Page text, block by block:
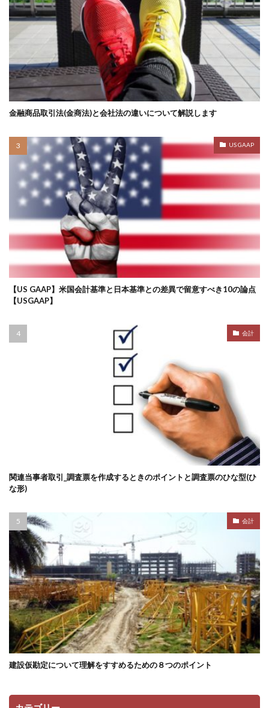
金融商品取引法(金商法)と会社法の違いについて解説します
US GAAP
【US GAAP】米国会計基準と日本基準との差異で留意すべき10の論点
【USGAAP】
会計
関連当事者取引_調査票を作成するときのポイントと調査票のひな型(ひ
な形)
会計
建設仮勘定について理解をすすめるための８つのポイント